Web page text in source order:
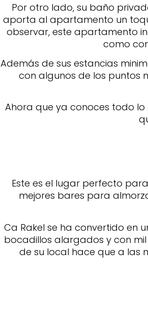
Por otro lado, su baño
aporta al apartamento un
observar, este apartamento
como
Además de sus estancias
con algunos de los puntos
Ahora que ya conoces todo
Este es el lugar perfecto
mejores bares para
Ca Rakel se ha convertido en
bocadillos alargados y con mil
de su local hace que a las